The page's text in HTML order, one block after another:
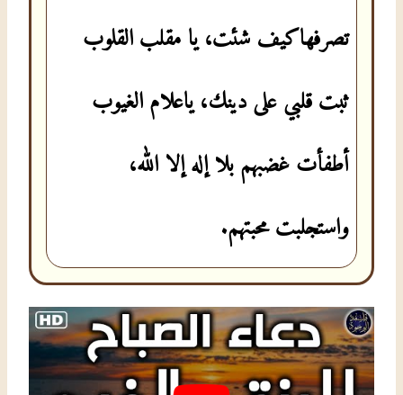
تصرفهاكيف شئت، يا مقلب القلوب
ثبت قلبي على دينك، ياعلام الغيوب
أطفأت غضبهم بلا إله إلا الله،
واستجلبت محبتهم.